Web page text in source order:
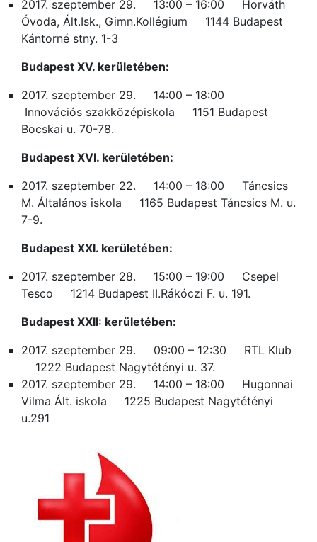
2017. szeptember 29. 13:00 – 16:00 Horváth
Óvoda, Ált.Isk., Gimn.Kollégium 1144 Budapest
Kántorné stny. 1-3
Budapest XV. kerületében:
2017. szeptember 29. 14:00 – 18:00
Innovációs szakközépiskola 1151 Budapest
Bocskai u. 70-78.
Budapest XVI. kerületében:
2017. szeptember 22. 14:00 – 18:00 Táncsics
M. Általános iskola 1165 Budapest Táncsics M. u.
7-9.
Budapest XXI. kerületében:
2017. szeptember 28. 15:00 – 19:00 Csepel
Tesco 1214 Budapest II.Rákóczi F. u. 191.
Budapest XXII: kerületében:
2017. szeptember 29. 09:00 – 12:30 RTL Klub
1222 Budapest Nagytétényi u. 37.
2017. szeptember 29. 14:00 – 18:00 Hugonnai
Vilma Ált. iskola 1225 Budapest Nagytétényi
u.291